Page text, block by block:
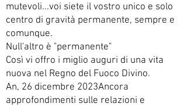
mutevoli...voi siete il vostro unico e solo
centro di gravità permanente, sempre e
comunque.
Null'altro è "permanente"
Così vi offro i miglio auguri di una vita
nuova nel Regno del Fuoco Divino.
An, 26 dicembre 2023Ancora
approfondimenti sulle relazioni e